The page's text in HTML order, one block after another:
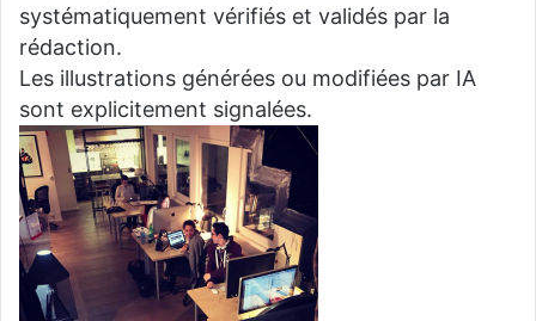
systématiquement vérifiés et validés par la
rédaction.
Les illustrations générées ou modifiées par IA
sont explicitement signalées.